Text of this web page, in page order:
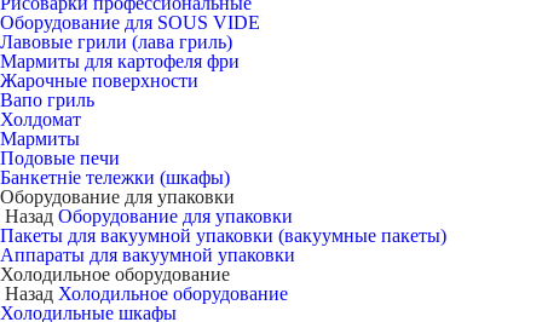
Оборудование для SOUS VIDE
Лавовые грили (лава гриль)
Мармиты для картофеля фри
Жарочные поверхности
Вапо гриль
Холдомат
Мармиты
Подовые печи
Банкетніе тележки (шкафы)
Оборудование для упаковки
Назад Оборудование для упаковки
Пакеты для вакуумной упаковки (вакуумные пакеты)
Аппараты для вакуумной упаковки
Холодильное оборудование
Назад Холодильное оборудование
Холодильные шкафы